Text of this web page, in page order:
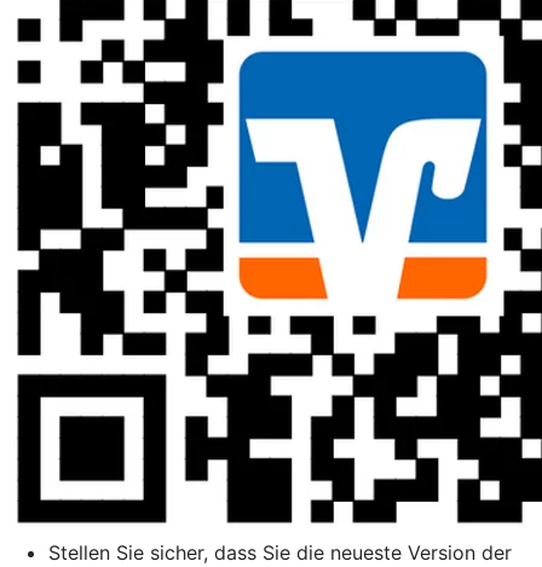
Stellen Sie sicher, dass Sie die neueste Version der